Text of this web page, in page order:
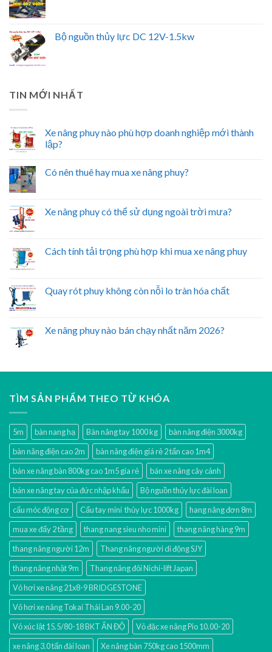
Bộ nguồn thủy lực DC 12V-1.5kw
TIN MỚI NHẤT
Xe nâng phuy nào phù hợp doanh nghiệp mới thành
lập?
Có nên thuê hay mua xe nâng phuy?
Xe nâng phuy có thể sử dụng ngoài trời mưa?
Cách tính tải trọng phù hợp khi mua xe nâng phuy
Quay rót phuy không còn nỗi lo tràn hóa chất
Xe nâng phuy nào bán chạy nhất năm 2026?
TÌM SẢN PHẨM THEO TỪ KHÓA
5m bàn nang hạ Bàn nâng tay 1000 kg
bàn nâng điện 3000kg
bàn nâng điện cao 2m
bàn nâng điện giá rẻ 2 tấn cao 1m4
bán xe nâng bàn 800kg cao 1m5 gía rẻ
bán xe nâng cây cảnh
bán xe nâng tay của đức nhập khẩu
Bộ nguồn thủy lực đài loan
cẩu móc động cơ
Cẩu tay mini thủy lực 1000kg
hang nâng đơn 8m
mua xe đẩy 2 tầng
thang nang sieu nho mini
thang nâng hàng 9m
thang nâng người 12m
Thang nâng người di động SJY
thang nâng nhật 9m
Thang nâng đôi Nichi-lift Japan
Vỏ hơi xe nâng 21x8-9 BRIDGESTONE
Vỏ hơi xe nâng Tokai Thái Lan 9.00-20
Vỏ xúc lật 15.5/80-18 BKT ẤN ĐỘ
Vỏ đặc xe nâng Pio 10.00-20
xe nâng 3.0 tấn đài loan
Xe nâng bàn 750kg cao 1500mm